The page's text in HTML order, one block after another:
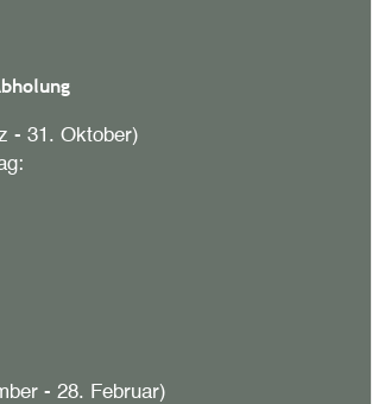
- 31. Oktober)
- 28. Februar)